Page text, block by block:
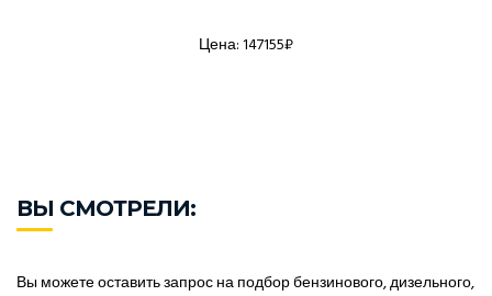
Цена: 147155₽
ВЫ СМОТРЕЛИ:
Вы можете оставить запрос на подбор бензинового, дизельного,